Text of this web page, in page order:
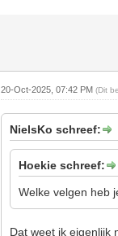
20-Oct-2025, 07:42 PM(Dit
NielsKo schreef:
Hoekie schreef:
Welke velgen heb
Dat weet ik eigenlijk